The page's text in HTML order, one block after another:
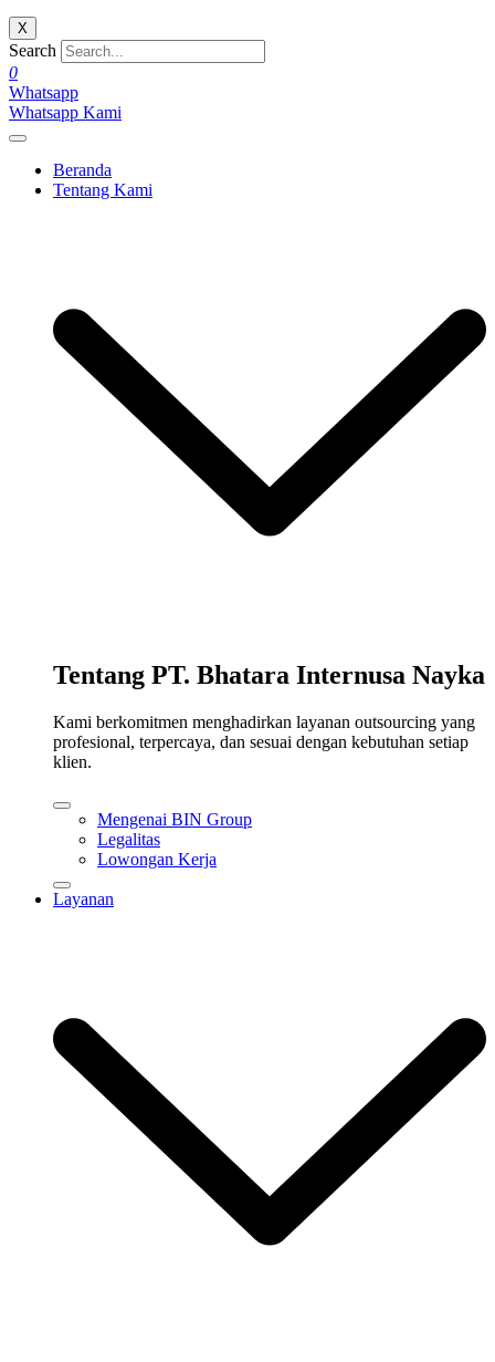
X
Search
0
Whatsapp
Whatsapp Kami
Beranda
Tentang Kami
Tentang PT. Bhatara Internusa Nayka
Kami berkomitmen menghadirkan layanan outsourcing yang
profesional, terpercaya, dan sesuai dengan kebutuhan setiap
klien.
Mengenai BIN Group
Legalitas
Lowongan Kerja
Layanan